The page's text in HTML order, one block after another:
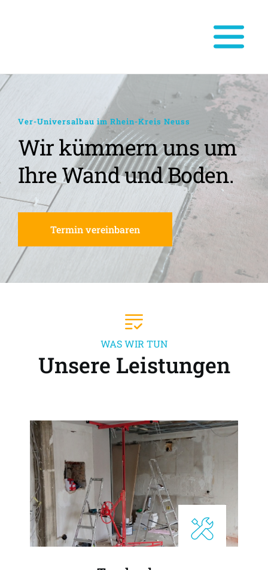
Ver-Universalbau im Rhein-Kreis Neuss
Wir kümmern uns um
Ihre Wand und Boden.
Termin vereinbaren
WAS WIR TUN
Unsere Leistungen